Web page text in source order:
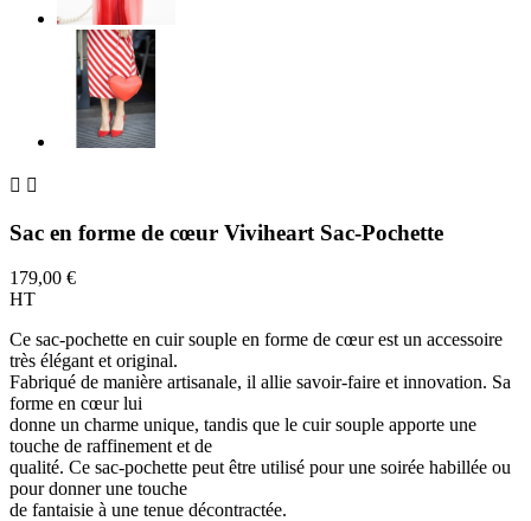
 
Sac en forme de cœur Viviheart Sac-Pochette
179,00 €
HT
Ce sac-pochette en cuir souple en forme de cœur est un accessoire
très élégant et original.
Fabriqué de manière artisanale, il allie savoir-faire et innovation. Sa
forme en cœur lui
donne un charme unique, tandis que le cuir souple apporte une
touche de raffinement et de
qualité. Ce sac-pochette peut être utilisé pour une soirée habillée ou
pour donner une touche
de fantaisie à une tenue décontractée.